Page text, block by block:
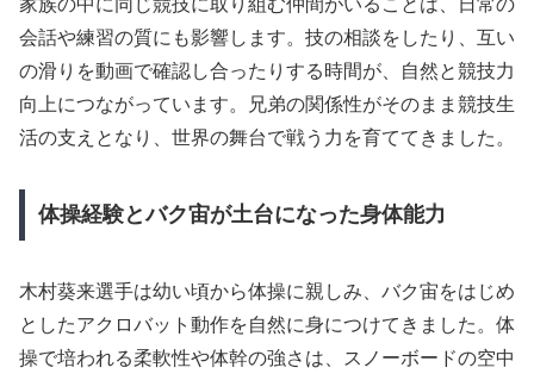
会話や練習の質にも影響します。技の相談をしたり、互い
の滑りを動画で確認し合ったりする時間が、自然と競技力
向上につながっています。兄弟の関係性がそのまま競技生
活の支えとなり、世界の舞台で戦う力を育ててきました。
体操経験とバク宙が土台になった身体能力
木村葵来選手は幼い頃から体操に親しみ、バク宙をはじめ
としたアクロバット動作を自然に身につけてきました。体
操で培われる柔軟性や体幹の強さは、スノーボードの空中